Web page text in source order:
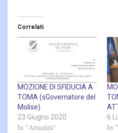
Correlati
MOZIONE DI SFIDUCIA A
TOMA (sGovernatore del
Molise)
23 Giugno 2020
In "Attualità"
6
In